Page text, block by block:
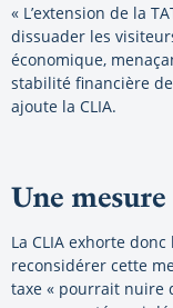
« L’extension de la
dissuader les
économique,
stabilité financière
ajoute la CLIA.
Une mesure
La CLIA exhorte
reconsidérer cette
taxe « pourrait nuire